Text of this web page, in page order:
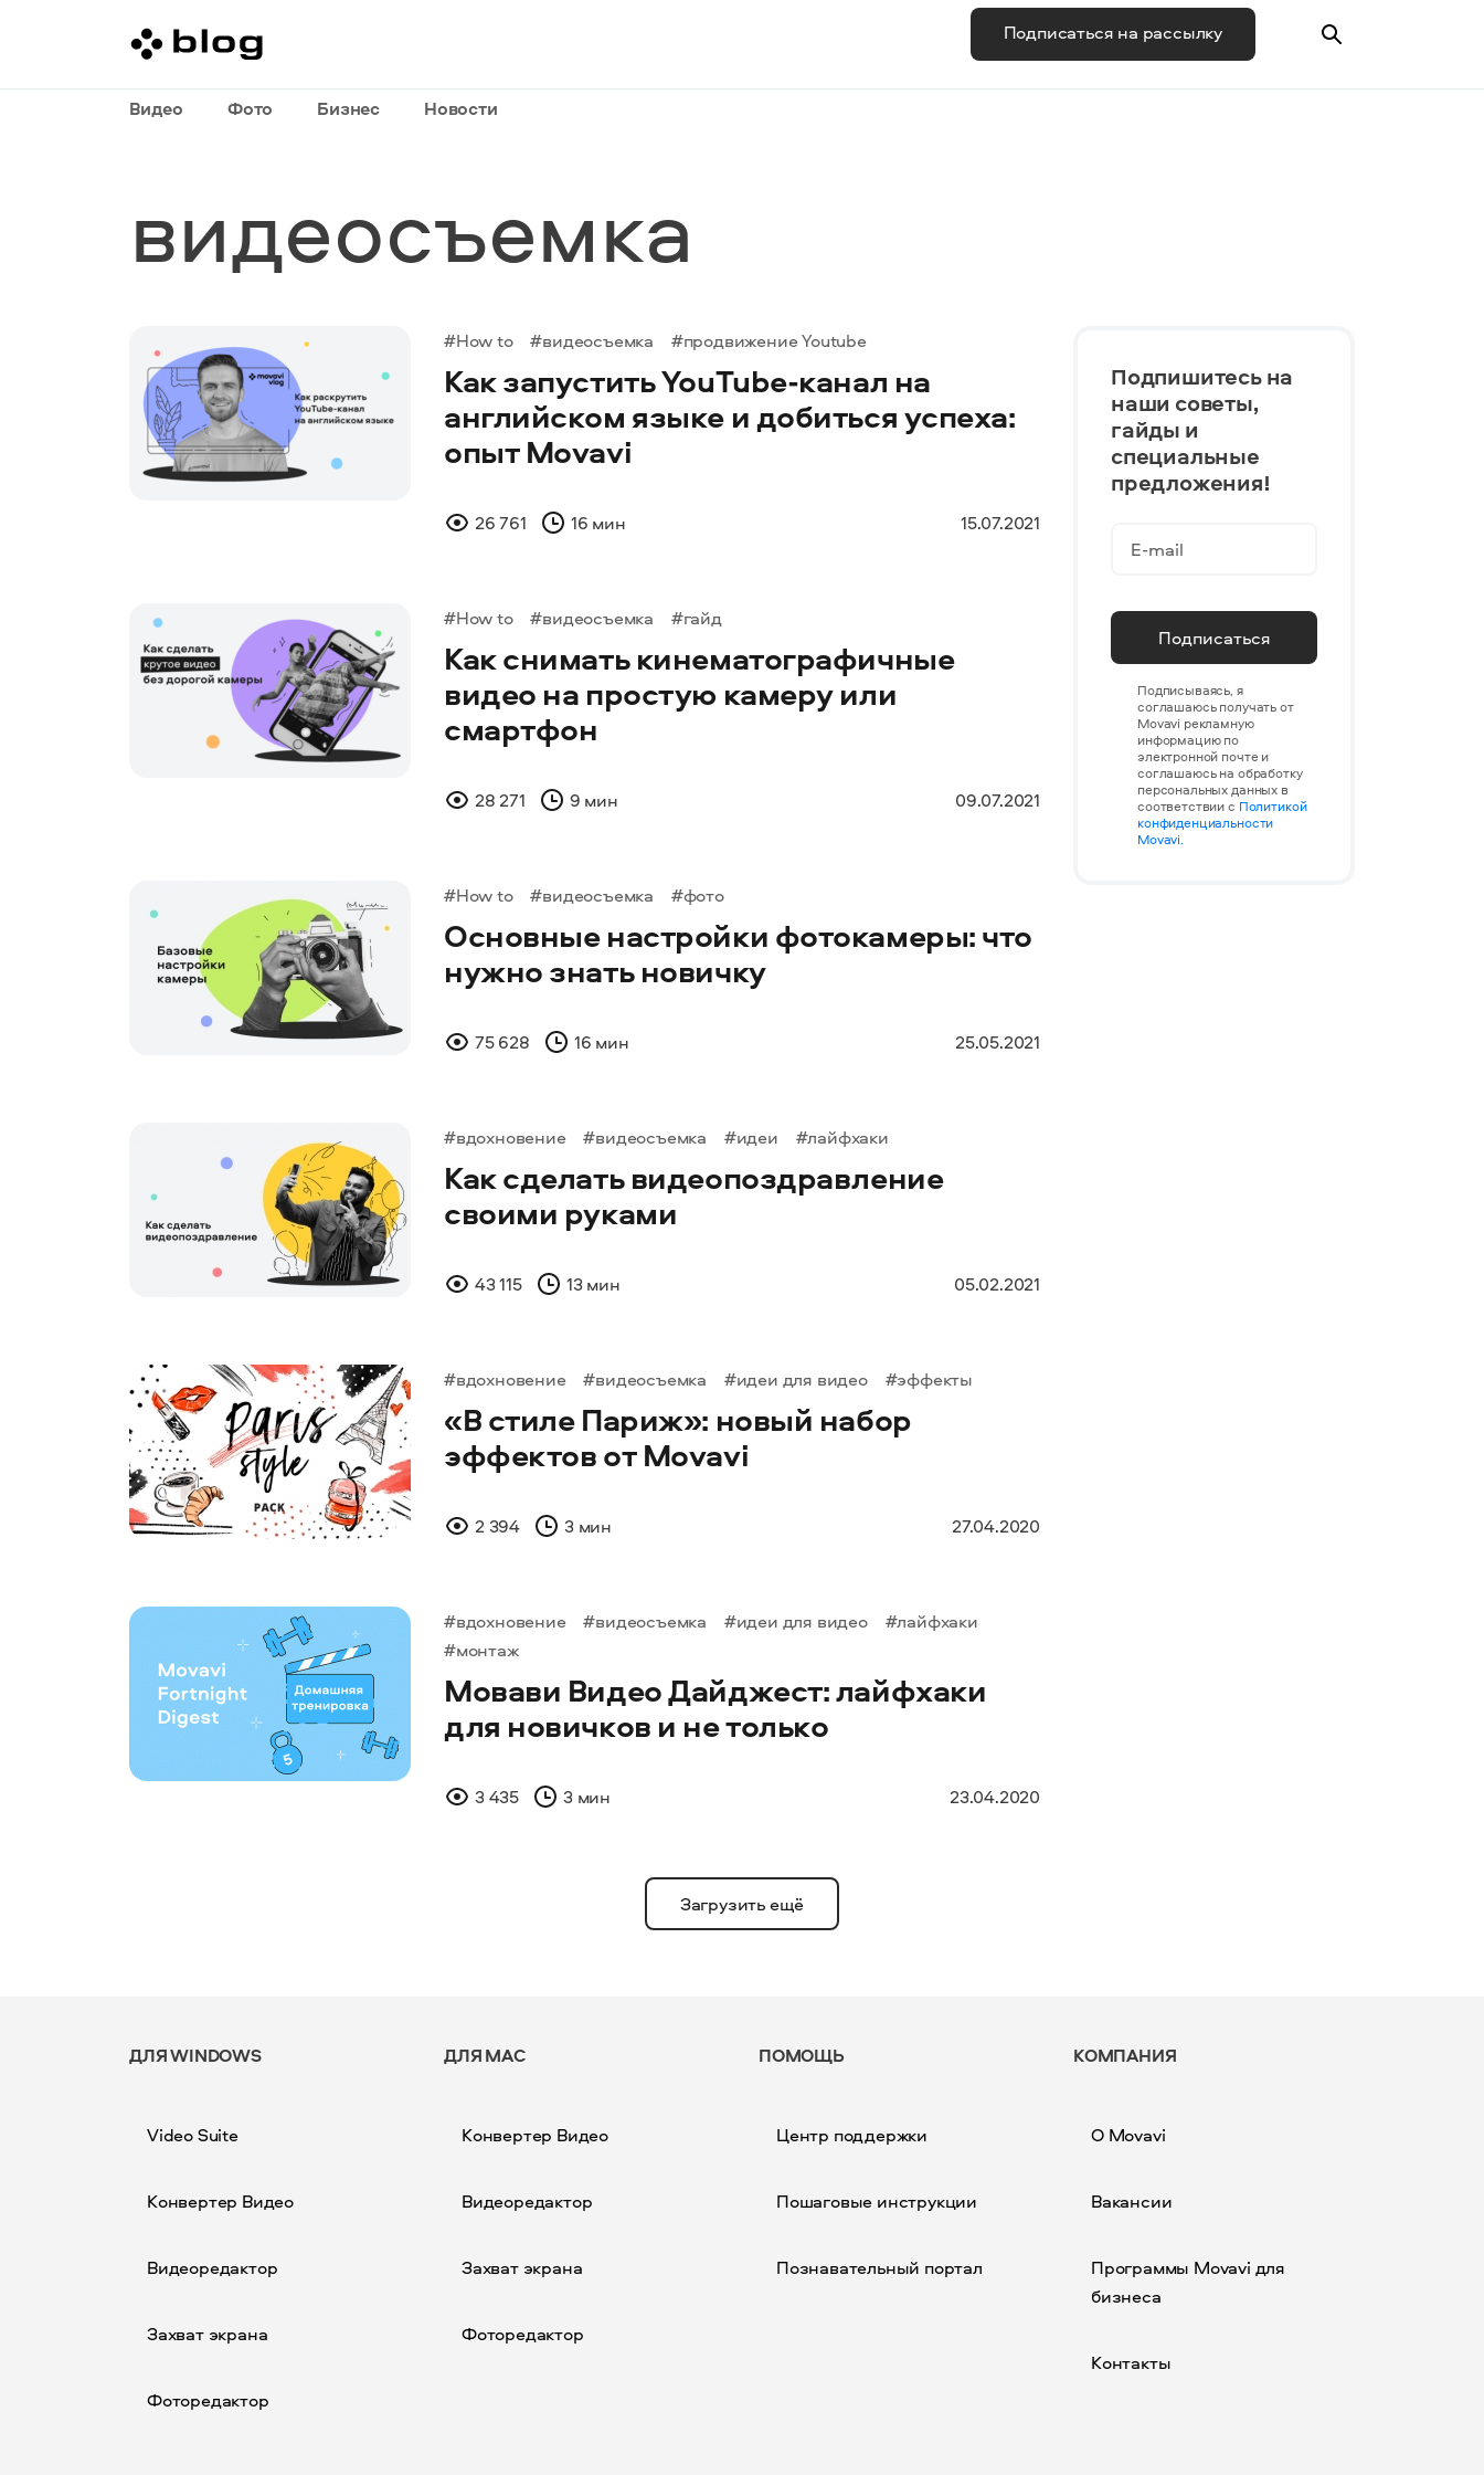
Подписаться на рассылку
Видео Фото Бизнес Новости
видеосъемка
#How to #видеосъемка #продвижение Youtube
Как запустить YouTube-канал на
английском языке и добиться успеха:
опыт Movavi
26 761 16 мин 15.07.2021
#How to #видеосъемка #гайд
Как снимать кинематографичные
видео на простую камеру или
смартфон
28 271 9 мин 09.07.2021
#How to #видеосъемка #фото
Основные настройки фотокамеры: что
нужно знать новичку
75 628 16 мин 25.05.2021
#вдохновение #видеосъемка #идеи #лайфхаки
Как сделать видеопоздравление
своими руками
43 115 13 мин 05.02.2021
#вдохновение #видеосъемка #идеи для видео #эффекты
«В стиле Париж»: новый набор
эффектов от Movavi
2 394 3 мин 27.04.2020
#вдохновение #видеосъемка #идеи для видео
#лайфхаки
#монтаж
Мовави Видео Дайджест: лайфхаки
для новичков и не только
3 435 3 мин 23.04.2020
Загрузить ещё
Подпишитесь на
наши советы,
гайды и
специальные
предложения!
Подписаться
Подписываясь, я
соглашаюсь получать от
Movavi рекламную
информацию по
электронной почте и
соглашаюсь на обработку
персональных данных в
соответствии с Политикой
конфиденциальности
Movavi.
ДЛЯ WINDOWS
Video Suite
Конвертер Видео
Видеоредактор
Захват экрана
Фоторедактор
ДЛЯ MAC
Конвертер Видео
Видеоредактор
Захват экрана
Фоторедактор
ПОМОЩЬ
Центр поддержки
Пошаговые инструкции
Познавательный портал
КОМПАНИЯ
О Movavi
Вакансии
Программы Movavi для
бизнеса
Контакты